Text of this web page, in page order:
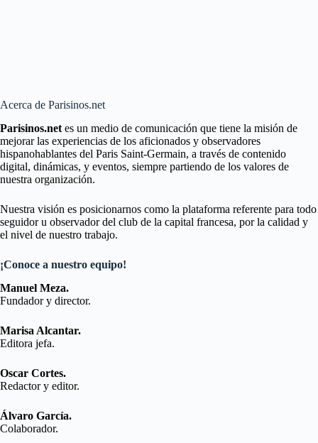
Acerca de Parisinos.net
Parisinos.net es un medio de comunicación que tiene la misión de
mejorar las experiencias de los aficionados y observadores
hispanohablantes del Paris Saint-Germain, a través de contenido
digital, dinámicas, y eventos, siempre partiendo de los valores de
nuestra organización.
Nuestra visión es posicionarnos como la plataforma referente para todo
seguidor u observador del club de la capital francesa, por la calidad y
el nivel de nuestro trabajo.
¡Conoce a nuestro equipo!
Manuel Meza.
Fundador y director.
Marisa Alcantar.
Editora jefa.
Oscar Cortes.
Redactor y editor.
Álvaro García.
Colaborador.